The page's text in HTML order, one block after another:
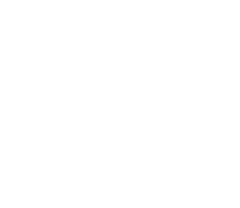
Baden-Württemberg